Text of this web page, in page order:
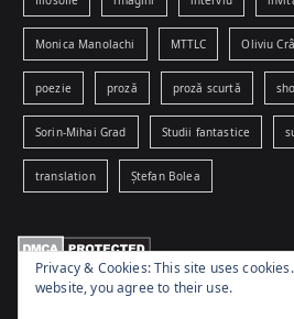
Monica Manolachi MTTLC Oliviu
poezie proză proză scurtă
Sorin-Mihai Grad Studii fantastice
translation Ștefan Bolea
Privacy & Cookies: This site uses
website, you agree to their use.